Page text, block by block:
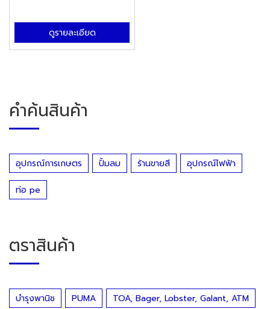
ดูรายละเอียด
คำค้นสินค้า
อุปกรณ์การเกษตร ปั้มลม ร้านขายสี อุปกรณ์ไฟฟ้า
ท่อ pe
ตราสินค้า
บำรุงพานิช PUMA TOA, Bager, Lobster, Galant, ATM